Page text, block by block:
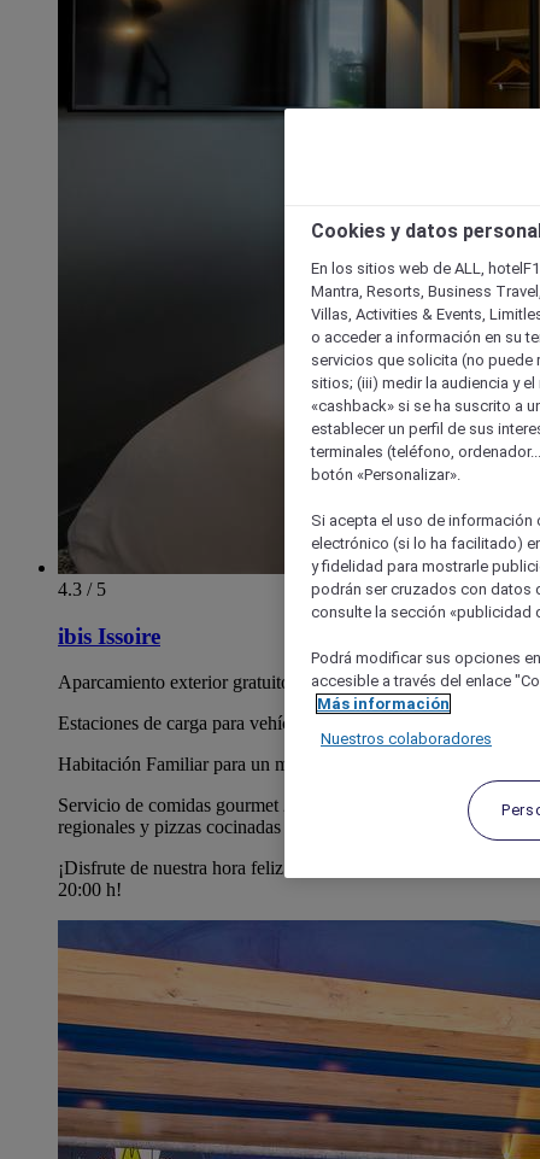
4.3 / 5
ibis Issoire
Aparcamiento exterior gratuito y seguro.
Estaciones de carga para vehículos eléctricos cerca
Habitación Familiar para un máximo 4 huéspedes
Servicio de comidas gourmet 24 h con especialidades
regionales y pizzas cocinadas en el hotel
¡Disfrute de nuestra hora feliz todos los jueves de 19:00 a
20:00 h!
Cookies y datos
En los sitios web de ALL,
Mantra, Resorts, Business
Villas, Activities & Events,
o acceder a información en su
servicios que solicita (no puede
sitios; (iii) medir la audiencia y
«cashback» si se ha suscrito a
establecer un perfil de sus
terminales (teléfono,
botón «Personalizar».
Si acepta el uso de
electrónico (si lo ha facilitado)
y fidelidad para mostrarle
podrán ser cruzados con datos
consulte la sección «publicidad
Podrá modificar sus opciones
accesible a través del enlace
Más información
Nuestros colaboradores